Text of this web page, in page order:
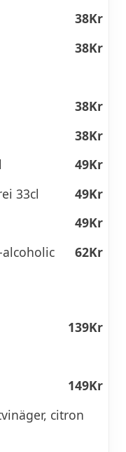
38Kr
38Kr
38Kr
38Kr
49Kr
33cl
49Kr
49Kr
alcoholic
62Kr
139Kr
149Kr
citron